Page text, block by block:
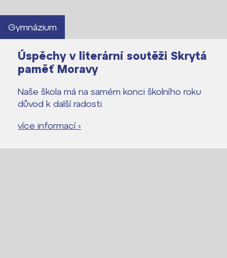
Gymnázium
Úspěchy v literární soutěži Skrytá
paměť Moravy
Naše škola má na samém konci školního roku
důvod k další radosti.
více informací ›